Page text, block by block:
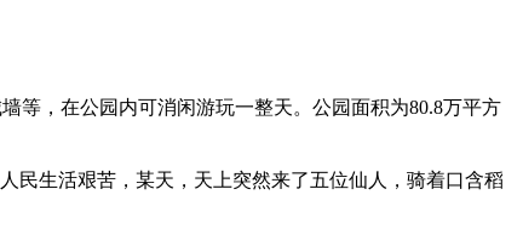
等，在公园内可消闲游玩一整天。公园面积为80.8万平方
民生活艰苦，某天，天上突然来了五位仙人，骑着口含稻